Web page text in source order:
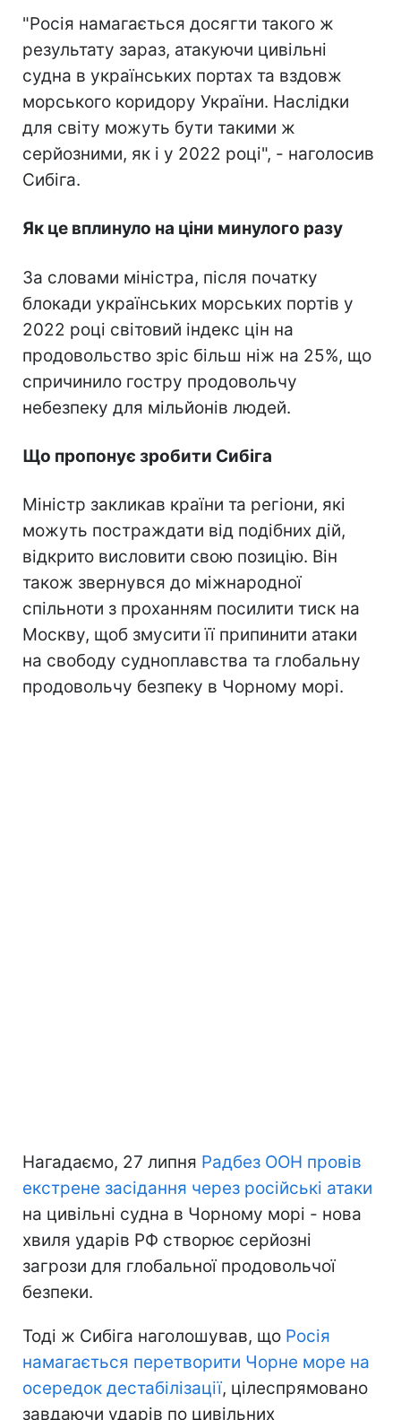
"Росія намагається досягти такого ж
результату зараз, атакуючи цивільні
судна в українських портах та вздовж
морського коридору України. Наслідки
для світу можуть бути такими ж
серйозними, як і у 2022 році", - наголосив
Сибіга.
Як це вплинуло на ціни минулого разу
За словами міністра, після початку
блокади українських морських портів у
2022 році світовий індекс цін на
продовольство зріс більш ніж на 25%, що
спричинило гостру продовольчу
небезпеку для мільйонів людей.
Що пропонує зробити Сибіга
Міністр закликав країни та регіони, які
можуть постраждати від подібних дій,
відкрито висловити свою позицію. Він
також звернувся до міжнародної
спільноти з проханням посилити тиск на
Москву, щоб змусити її припинити атаки
на свободу судноплавства та глобальну
продовольчу безпеку в Чорному морі.
Нагадаємо, 27 липня Радбез ООН провів
екстрене засідання через російські атаки
на цивільні судна в Чорному морі - нова
хвиля ударів РФ створює серйозні
загрози для глобальної продовольчої
безпеки.
Тоді ж Сибіга наголошував, що Росія
намагається перетворити Чорне море на
осередок дестабілізації, цілеспрямовано
завдаючи ударів по цивільних